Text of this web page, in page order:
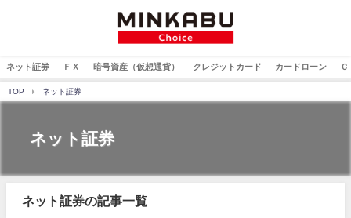
ネット証券 ＦＸ 暗号資産（仮想通貨） クレジットカード カードローン Ｃ
TOP ネット証券
ネット証券
ネット証券の記事一覧